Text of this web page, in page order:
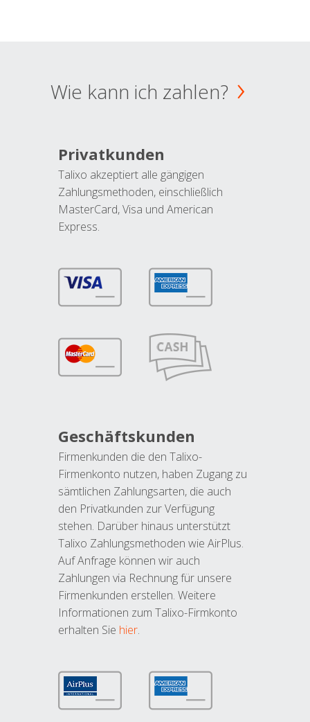
Wie kann ich zahlen?
Privatkunden
Talixo akzeptiert alle gängigen
Zahlungsmethoden, einschließlich
MasterCard, Visa und American
Express.
Geschäftskunden
Firmenkunden die den Talixo-
Firmenkonto nutzen, haben Zugang zu
sämtlichen Zahlungsarten, die auch
den Privatkunden zur Verfügung
stehen. Darüber hinaus unterstützt
Talixo Zahlungsmethoden wie AirPlus.
Auf Anfrage können wir auch
Zahlungen via Rechnung für unsere
Firmenkunden erstellen. Weitere
Informationen zum Talixo-Firmkonto
erhalten Sie hier.